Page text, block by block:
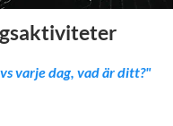
varje dag, vad är ditt?"